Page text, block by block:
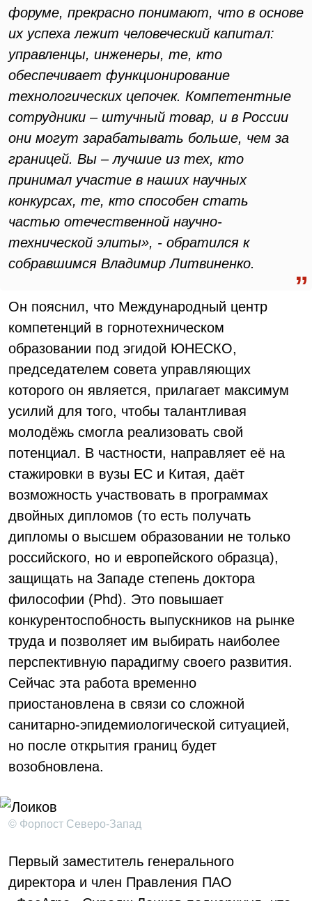
форуме, прекрасно понимают, что в основе
их успеха лежит человеческий капитал:
управленцы, инженеры, те, кто
обеспечивает функционирование
технологических цепочек. Компетентные
сотрудники – штучный товар, и в России
они могут зарабатывать больше, чем за
границей. Вы – лучшие из тех, кто
принимал участие в наших научных
конкурсах, те, кто способен стать
частью отечественной научно-
технической элиты», - обратился к
собравшимся Владимир Литвиненко.
Он пояснил, что Международный центр
компетенций в горнотехническом
образовании под эгидой ЮНЕСКО,
председателем совета управляющих
которого он является, прилагает максимум
усилий для того, чтобы талантливая
молодёжь смогла реализовать свой
потенциал. В частности, направляет её на
стажировки в вузы ЕС и Китая, даёт
возможность участвовать в программах
двойных дипломов (то есть получать
дипломы о высшем образовании не только
российского, но и европейского образца),
защищать на Западе степень доктора
философии (Phd). Это повышает
конкурентоспобность выпускников на рынке
труда и позволяет им выбирать наиболее
перспективную парадигму своего развития.
Сейчас эта работа временно
приостановлена в связи со сложной
санитарно-эпидемиологической ситуацией,
но после открытия границ будет
возобновлена.
© Форпост Северо-Запад
Первый заместитель генерального
директора и член Правления ПАО